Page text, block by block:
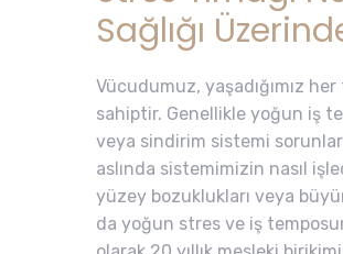
Sağlığı
Vücudumuz, yaşadığımız
sahiptir. Genellikle yoğun iş
veya sindirim sistemi
aslında sistemimizin nasıl
yüzey bozuklukları veya
da yoğun stres ve iş